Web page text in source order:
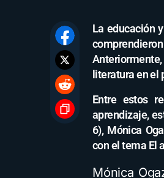
La educación
literatura en el
Entre estos
aprendizaje,
6), Mónica
con el tema El
Mónica